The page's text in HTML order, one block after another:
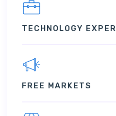
TECHNOLOGY
FREE MARKETS